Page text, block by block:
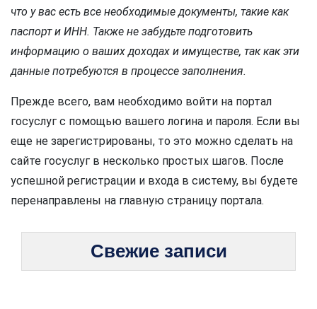
что у вас есть все необходимые документы, такие как
паспорт и ИНН. Также не забудьте подготовить
информацию о ваших доходах и имуществе, так как эти
данные потребуются в процессе заполнения.
Прежде всего, вам необходимо войти на портал
госуслуг с помощью вашего логина и пароля. Если вы
еще не зарегистрированы, то это можно сделать на
сайте госуслуг в несколько простых шагов. После
успешной регистрации и входа в систему, вы будете
перенаправлены на главную страницу портала.
Свежие записи